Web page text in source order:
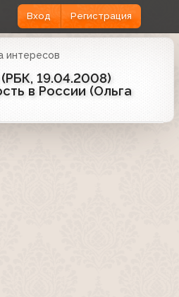
Вход Регистрация
интересов
19.04.2008)
в России (Ольга